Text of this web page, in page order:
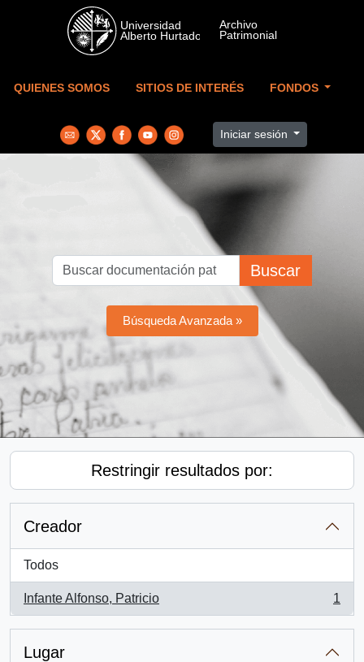
Skip to main content
QUIENES SOMOS SITIOS DE INTERÉS FONDOS
Iniciar sesión
Buscar
Búsqueda Avanzada »
Restringir resultados por:
Creador
Todos
Infante Alfonso, Patricio
, 1 resultados
1
Lugar